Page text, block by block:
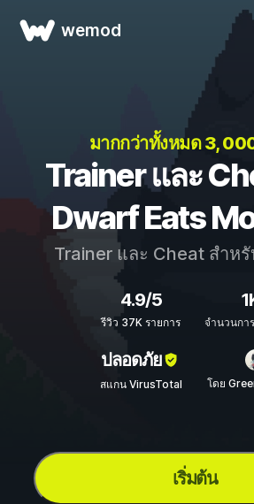
wemod
มากกว่าทั้งหมด 3,
Trainer และ
Dwarf Eats
Trainer และ Cheat สำห
4.9/5
รีวิว 37K รายการ จำนวนกา
ปลอดภัย
สแกน VirusTotal โดย
เริ่มต้น